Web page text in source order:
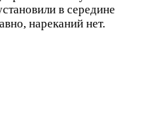
в середине
нареканий нет.